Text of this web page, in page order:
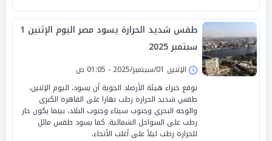
طقس شديد الحرارة يسود مصر اليوم الإثنين 1
سبتمبر 2025
الإثنين 01/سبتمبر/2025 - 01:05 ص
توقع خبراء هيئة الأرصاد الجوية أن يسود، اليوم الإثنين،
طقس شديد الحرارة رطب نهارا على القاهرة الكبرى
والوجه البحري وجنوب سيناء وجنوب البلاد، بينما يكون حار
رطب على السواحل الشمالية. كما يسود طقس مائل
للحرارة رطب ليلاً على أغلب الأنحاء.